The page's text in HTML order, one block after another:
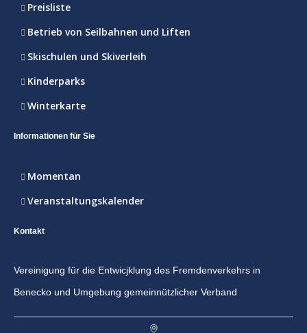
Preisliste
Betrieb von Seilbahnen und Liften
Skischulen und Skiverleih
Kinderparks
Winterkarte
Informationen für Sie
Momentan
Veranstaltungskalender
Kontakt
Vereinigung für die Entwicjklung des Fremdenverkehrs in
Benecko und Umgebung gemeinnützlicher Verband